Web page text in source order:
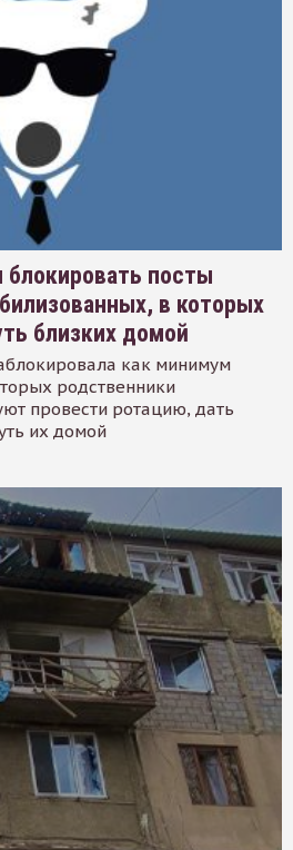
блокировать посты
в которых
близких домой
как минимум
родственники
провести ротацию, дать
их домой